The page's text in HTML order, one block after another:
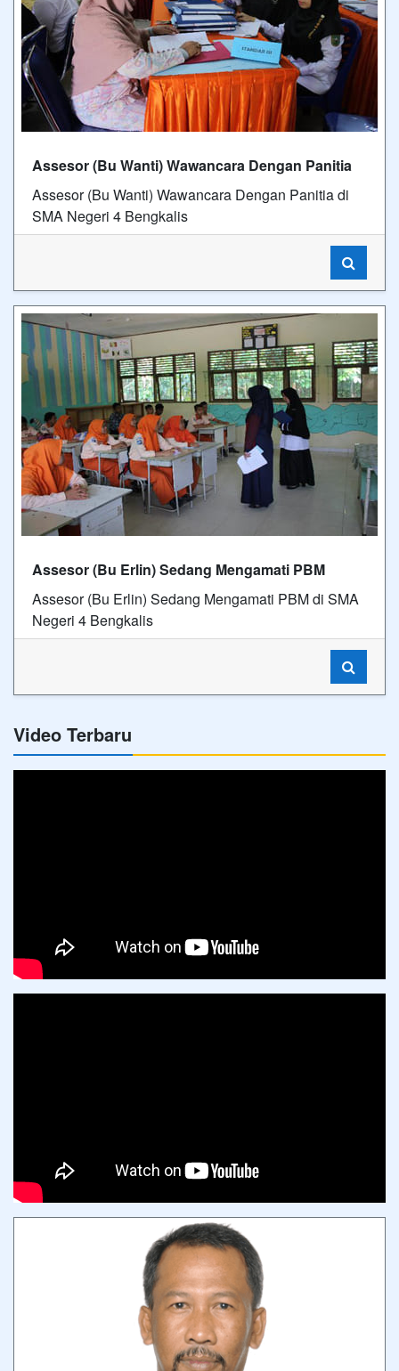
Assesor (Bu Wanti) Wawancara Dengan Panitia
Assesor (Bu Wanti) Wawancara Dengan Panitia di
SMA Negeri 4 Bengkalis
Assesor (Bu Erlin) Sedang Mengamati PBM
Assesor (Bu Erlin) Sedang Mengamati PBM di SMA
Negeri 4 Bengkalis
Video Terbaru